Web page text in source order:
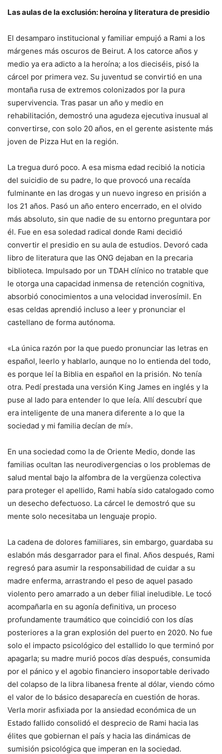
Las aulas de la exclusión: heroína y literatura de presidio
El desamparo institucional y familiar empujó a Rami a los
márgenes más oscuros de Beirut. A los catorce años y
medio ya era adicto a la heroína; a los dieciséis, pisó la
cárcel por primera vez. Su juventud se convirtió en una
montaña rusa de extremos colonizados por la pura
supervivencia. Tras pasar un año y medio en
rehabilitación, demostró una agudeza ejecutiva inusual al
convertirse, con solo 20 años, en el gerente asistente más
joven de Pizza Hut en la región.
La tregua duró poco. A esa misma edad recibió la noticia
del suicidio de su padre, lo que provocó una recaída
fulminante en las drogas y un nuevo ingreso en prisión a
los 21 años. Pasó un año entero encerrado, en el olvido
más absoluto, sin que nadie de su entorno preguntara por
él. Fue en esa soledad radical donde Rami decidió
convertir el presidio en su aula de estudios. Devoró cada
libro de literatura que las ONG dejaban en la precaria
biblioteca. Impulsado por un TDAH clínico no tratable que
le otorga una capacidad inmensa de retención cognitiva,
absorbió conocimientos a una velocidad inverosímil. En
esas celdas aprendió incluso a leer y pronunciar el
castellano de forma autónoma.
«La única razón por la que puedo pronunciar las letras en
español, leerlo y hablarlo, aunque no lo entienda del todo,
es porque leí la Biblia en español en la prisión. No tenía
otra. Pedí prestada una versión King James en inglés y la
puse al lado para entender lo que leía. Allí descubrí que
era inteligente de una manera diferente a lo que la
sociedad y mi familia decían de mí».
En una sociedad como la de Oriente Medio, donde las
familias ocultan las neurodivergencias o los problemas de
salud mental bajo la alfombra de la vergüenza colectiva
para proteger el apellido, Rami había sido catalogado como
un desecho defectuoso. La cárcel le demostró que su
mente solo necesitaba un lenguaje propio.
La cadena de dolores familiares, sin embargo, guardaba su
eslabón más desgarrador para el final. Años después, Rami
regresó para asumir la responsabilidad de cuidar a su
madre enferma, arrastrando el peso de aquel pasado
violento pero amarrado a un deber filial ineludible. Le tocó
acompañarla en su agonía definitiva, un proceso
profundamente traumático que coincidió con los días
posteriores a la gran explosión del puerto en 2020. No fue
solo el impacto psicológico del estallido lo que terminó por
apagarla; su madre murió pocos días después, consumida
por el pánico y el agobio financiero insoportable derivado
del colapso de la libra libanesa frente al dólar, viendo cómo
el valor de lo básico desaparecía en cuestión de horas.
Verla morir asfixiada por la ansiedad económica de un
Estado fallido consolidó el desprecio de Rami hacia las
élites que gobiernan el país y hacia las dinámicas de
sumisión psicológica que imperan en la sociedad.